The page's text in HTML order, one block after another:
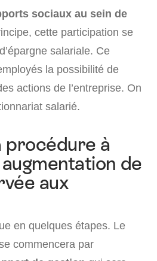
sociaux au sein de
cette participation se
salariale. Ce
la possibilité de
actions de l’entreprise. On
salarié.
procédure à
augmentation de
aux
en quelques étapes. Le
commencera par